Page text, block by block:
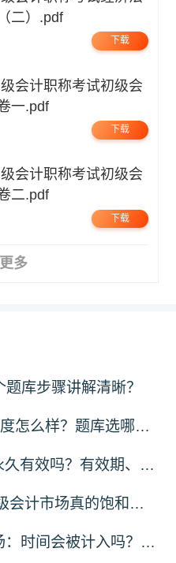
二）.pdf
下载
一.pdf
下载
二.pdf
下载
多
库步骤讲解清晰？
2026 年税务师考试难度怎么样？题库选哪家的好？
初级会计职称证书是永久有效吗？有效期、领取时限及继续教育要求全解答
超1060万人持证！初级会计市场真的饱和了吗？含金量真相+2026备考攻略
初级会计考试中途离场：时间会被计入吗？规则与原因详解